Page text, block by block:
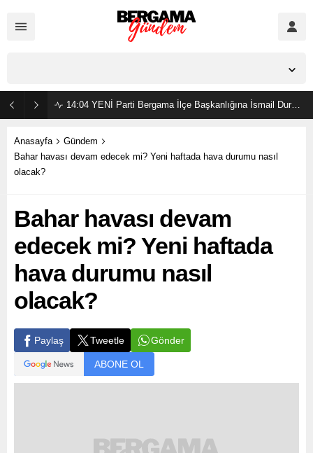
14:04 YENİ Parti Bergama İlçe Başkanlığına İsmail Durmaz görevlendirildi
Anasayfa
Gündem
Bahar havası devam edecek mi? Yeni haftada hava durumu nasıl
olacak?
Bahar havası devam
edecek mi? Yeni haftada
hava durumu nasıl
olacak?
Paylaş Tweetle Gönder
ABONE OL